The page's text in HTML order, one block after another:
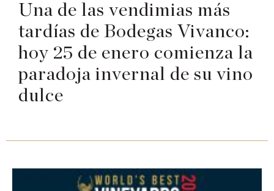
Una de las vendimias más
tardías de Bodegas Vivanco:
hoy 25 de enero comienza la
paradoja invernal de su vino
dulce